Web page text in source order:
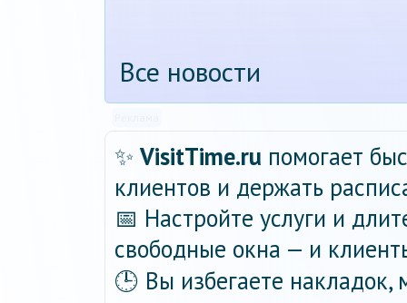
Все новости
✨ VisitTime.ru помогает
клиентов и держать
📅 Настройте услуги и
свободные окна — и
🕒 Вы избегаете